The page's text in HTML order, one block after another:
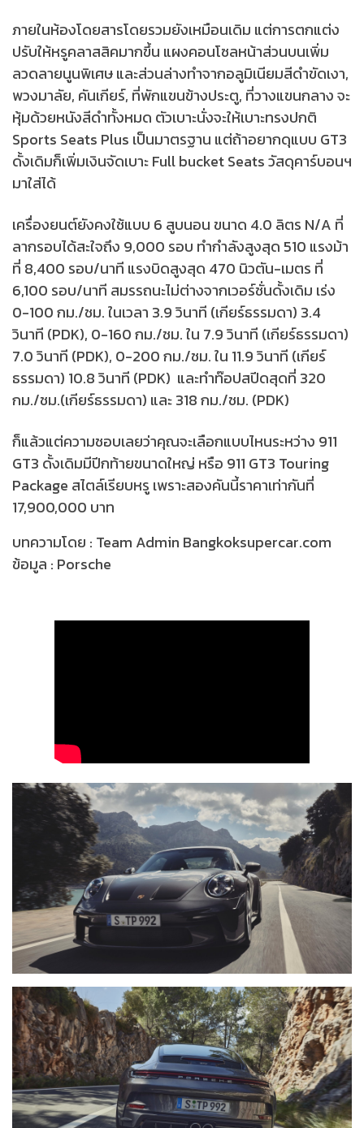
ภายในห้องโดยสารโดยรวมยังเหมือนเดิม แต่การตกแต่ง
ปรับให้หรูคลาสสิคมากขึ้น แผงคอนโซลหน้าส่วนบนเพิ่ม
ลวดลายนูนพิเศษ และส่วนล่างทำจากอลูมิเนียมสีดำขัดเงา,
พวงมาลัย, คันเกียร์, ที่พักแขนข้างประตู, ที่วางแขนกลาง จะ
หุ้มด้วยหนังสีดำทั้งหมด ตัวเบาะนั่งจะให้เบาะทรงปกติ
Sports Seats Plus เป็นมาตรฐาน แต่ถ้าอยากดุแบบ GT3
ดั้งเดิมก็เพิ่มเงินจัดเบาะ Full bucket Seats วัสดุคาร์บอนฯ
มาใส่ได้
เครื่องยนต์ยังคงใช้แบบ 6 สูบนอน ขนาด 4.0 ลิตร N/A ที่
ลากรอบได้สะใจถึง 9,000 รอบ ทำกำลังสูงสุด 510 แรงม้า
ที่ 8,400 รอบ/นาที แรงบิดสูงสุด 470 นิวตัน-เมตร ที่
6,100 รอบ/นาที สมรรถนะไม่ต่างจากเวอร์ชั่นดั้งเดิม เร่ง
0-100 กม./ชม. ในเวลา 3.9 วินาที (เกียร์ธรรมดา) 3.4
วินาที (PDK), 0-160 กม./ชม. ใน 7.9 วินาที (เกียร์ธรรมดา)
7.0 วินาที (PDK), 0-200 กม./ชม. ใน 11.9 วินาที (เกียร์
ธรรมดา) 10.8 วินาที (PDK) และทำท๊อปสปีดสุดที่ 320
กม./ชม.(เกียร์ธรรมดา) และ 318 กม./ชม. (PDK)
ก็แล้วแต่ความชอบเลยว่าคุณจะเลือกแบบไหนระหว่าง 911
GT3 ดั้งเดิมมีปีกท้ายขนาดใหญ่ หรือ 911 GT3 Touring
Package สไตล์เรียบหรู เพราะสองคันนี้ราคาเท่ากันที่
17,900,000 บาท
บทความโดย : Team Admin Bangkoksupercar.com
ข้อมูล : Porsche